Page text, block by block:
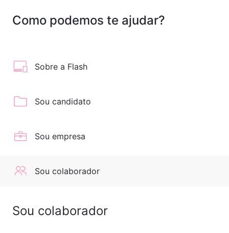
Como podemos te ajudar?
Sobre a Flash
Sou candidato
Sou empresa
Sou colaborador
Sou colaborador